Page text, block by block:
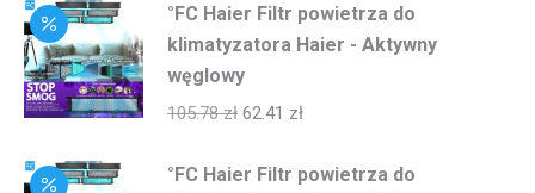
°FC Haier Filtr powietrza do
klimatyzatora Haier - Aktywny
węglowy
105.78zł 62.41 zł
°FC Haier Filtr powietrza do